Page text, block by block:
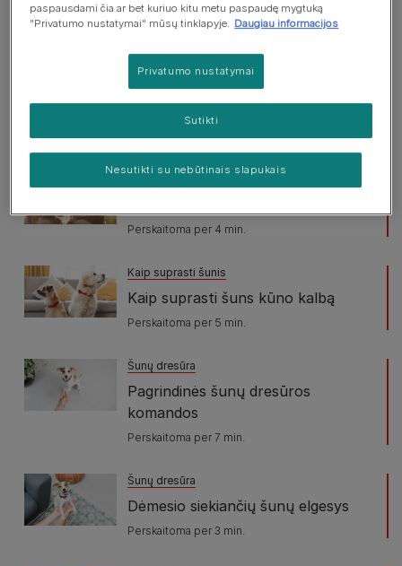
Populiarūs straipsniai:
Kaip suprasti šunis
Perskaitoma per 6 min.
Perskaitoma per 4 min.
Kaip suprasti šunis
Kaip suprasti šuns kūno kalbą
Perskaitoma per 5 min.
Šunų dresūra
Pagrindinės šunų dresūros
komandos
Perskaitoma per 7 min.
Šunų dresūra
Dėmesio siekiančių šunų elgesys
Perskaitoma per 3 min.
paspausdami čia ar bet kuriuo kitu metu paspaudę mygtuką
"Privatumo nustatymai" mūsų tinklapyje.
Daugiau informacijos
Privatumo nustatymai
Nesutikti su nebūtinais slapukais
Sutikti